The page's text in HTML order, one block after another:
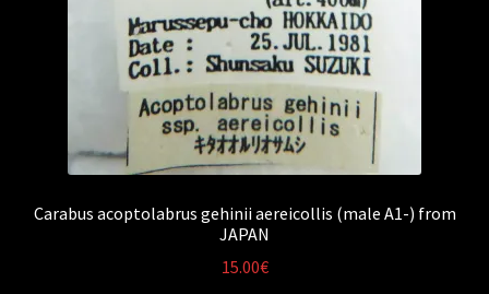
Carabus acoptolabrus gehinii aereicollis (male A1-) from
JAPAN
15.00€